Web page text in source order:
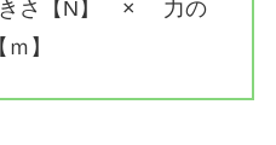
きさ【N】 × 力の
】